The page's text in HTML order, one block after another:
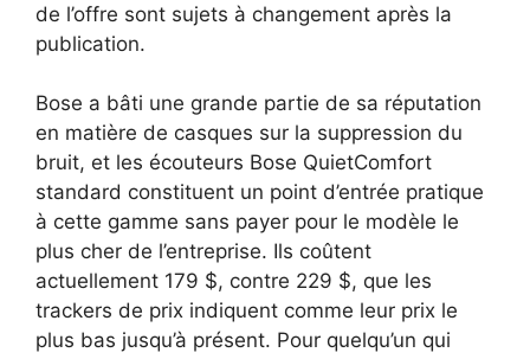
de l’offre sont sujets à changement après la
publication.
Bose a bâti une grande partie de sa réputation
en matière de casques sur la suppression du
bruit, et les écouteurs Bose QuietComfort
standard constituent un point d’entrée pratique
à cette gamme sans payer pour le modèle le
plus cher de l’entreprise. Ils coûtent
actuellement 179 $, contre 229 $, que les
trackers de prix indiquent comme leur prix le
plus bas jusqu’à présent. Pour quelqu’un qui